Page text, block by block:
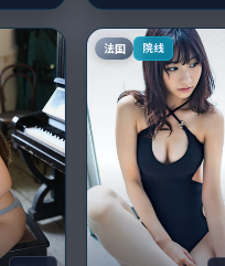
主要在英国完成制作
协同，2025-11-...
法国 院线